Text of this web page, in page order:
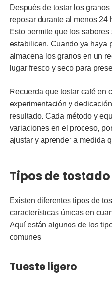
Después de tostar los
reposar durante al menos 24
Esto permite que los
estabilicen. Cuando ya haya
almacena los granos en un
lugar fresco y seco para
Recuerda que tostar café en
experimentación y
resultado. Cada método y
variaciones en el proceso,
ajustar y aprender a medida
Tipos de
Existen diferentes tipos de
características únicas en
Aquí están algunos de los
comunes:
Tueste ligero